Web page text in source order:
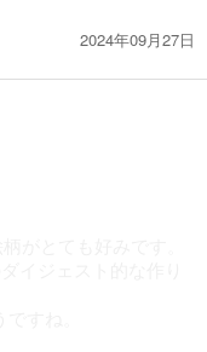
2024年09月27日